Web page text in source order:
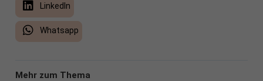
LinkedIn
Whatsapp
Mehr zum Thema